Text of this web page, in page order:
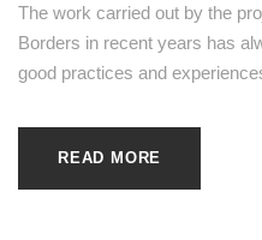
The work carried out by the
Borders in recent years has
good practices and
READ MORE